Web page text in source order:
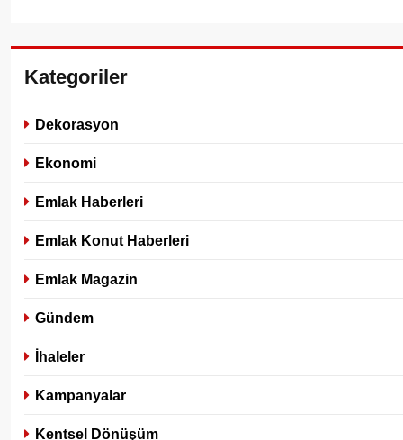
Kategoriler
Dekorasyon
Ekonomi
Emlak Haberleri
Emlak Konut Haberleri
Emlak Magazin
Gündem
İhaleler
Kampanyalar
Kentsel Dönüşüm